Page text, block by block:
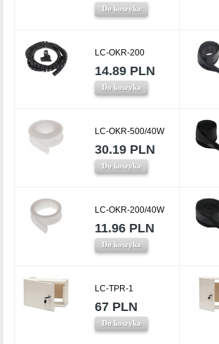
Do koszyka
LC-OKR-200
14.89 PLN
Do koszyka
LC-OKR-500/40W
30.19 PLN
Do koszyka
LC-OKR-200/40W
11.96 PLN
Do koszyka
LC-TPR-1
67 PLN
Do koszyka